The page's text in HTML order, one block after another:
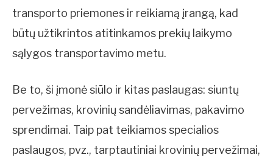
transporto priemones ir reikiamą įrangą, kad
būtų užtikrintos atitinkamos prekių laikymo
sąlygos transportavimo metu.
Be to, ši įmonė siūlo ir kitas paslaugas: siuntų
pervežimas, krovinių sandėliavimas, pakavimo
sprendimai. Taip pat teikiamos specialios
paslaugos, pvz., tarptautiniai krovinių pervežimai,